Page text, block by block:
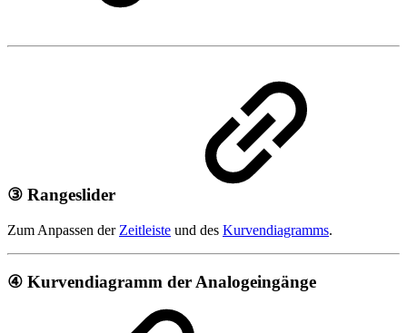
③ Rangeslider
Zum Anpassen der Zeitleiste und des Kurvendiagramms.
④ Kurvendiagramm der Analogeingänge